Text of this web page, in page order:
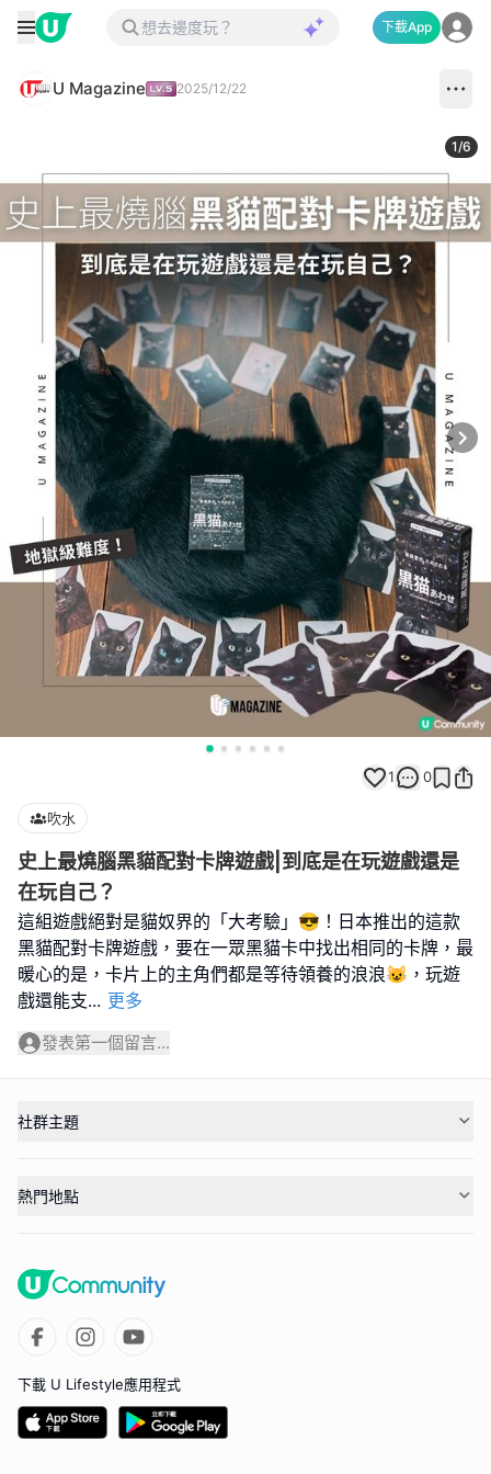
下載App
U Magazine 2025/12/22
1/6
1 0
吹水
史上最燒腦黑貓配對卡牌遊戲|到底是在玩遊戲還是
在玩自己？
這組遊戲絕對是貓奴界的「大考驗」😎！日本推出的這款
黑貓配對卡牌遊戲，要在一眾黑貓卡中找出相同的卡牌，最
暖心的是，卡片上的主角們都是等待領養的浪浪😺，玩遊
戲還能支... 更多
發表第一個留言...
社群主題
熱門地點
下載 U Lifestyle應用程式